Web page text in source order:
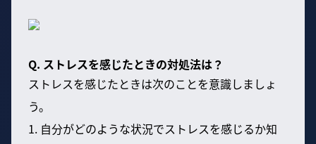
Q. ストレスを感じたときの対処法は？
ストレスを感じたときは次のことを意識しましょ
う。
1. 自分がどのような状況でストレスを感じるか知